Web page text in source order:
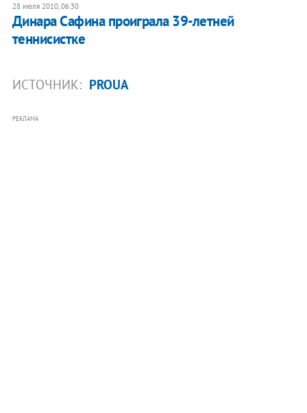
28 июля 2010, 06:30
Динара Сафина проиграла 39-летней
теннисистке
ИСТОЧНИК: PROUA
РЕКЛАМА